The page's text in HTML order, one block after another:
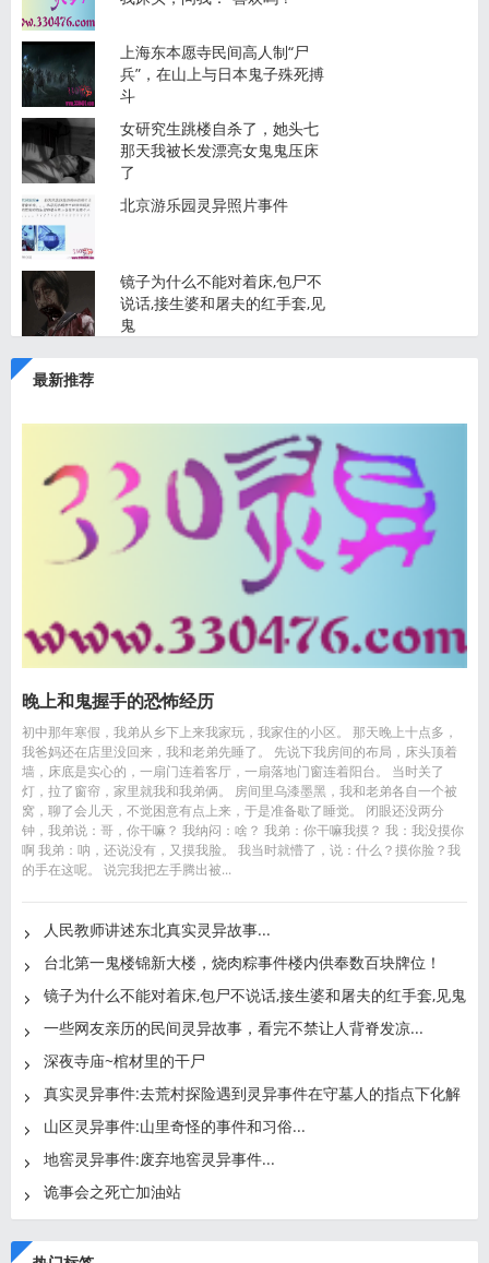
上海东本愿寺民间高人制“尸
兵”，在山上与日本鬼子殊死搏
斗
女研究生跳楼自杀了，她头七
那天我被长发漂亮女鬼鬼压床
了
北京游乐园灵异照片事件
镜子为什么不能对着床,包尸不
说话,接生婆和屠夫的红手套,见
鬼
最新推荐
晚上和鬼握手的恐怖经历
初中那年寒假，我弟从乡下上来我家玩，我家住的小区。 那天晚上十点多，
我爸妈还在店里没回来，我和老弟先睡了。 先说下我房间的布局，床头顶着
墙，床底是实心的，一扇门连着客厅，一扇落地门窗连着阳台。 当时关了
灯，拉了窗帘，家里就我和我弟俩。 房间里乌漆墨黑，我和老弟各自一个被
窝，聊了会儿天，不觉困意有点上来，于是准备歇了睡觉。 闭眼还没两分
钟，我弟说：哥，你干嘛？ 我纳闷：啥？ 我弟：你干嘛我摸？ 我：我没摸你
啊 我弟：呐，还说没有，又摸我脸。 我当时就懵了，说：什么？摸你脸？我
的手在这呢。 说完我把左手腾出被...
人民教师讲述东北真实灵异故事...
台北第一鬼楼锦新大楼，烧肉粽事件楼内供奉数百块牌位！
镜子为什么不能对着床,包尸不说话,接生婆和屠夫的红手套,见鬼
一些网友亲历的民间灵异故事，看完不禁让人背脊发凉...
深夜寺庙~棺材里的干尸
真实灵异事件:去荒村探险遇到灵异事件在守墓人的指点下化解
山区灵异事件:山里奇怪的事件和习俗...
地窖灵异事件:废弃地窖灵异事件...
诡事会之死亡加油站